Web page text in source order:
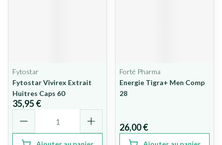
Fytostar
Fytostar Vivirex Extrait
Huitres Caps 60
35,95 €
Forté Pharma
Energie Tigra+ Men Comp
28
26,00 €